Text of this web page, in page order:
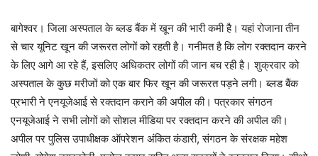
बागेश्वर। जिला अस्पताल के ब्लड बैंक में खून की भारी कमी है। यहां रोजाना तीन
से चार यूनिट खून की जरूरत लोगों को रहती है। गनीमत है कि लोग रक्तदान करने
के लिए आगे आ रहे हैं, इसलिए अधिकतर लोगों की जान बच रही है। शुक्रवार को
अस्पताल के कुछ मरीजों को एक बार फिर खून की जरूरत पड़ने लगी। ब्लड बैंक
प्रभारी ने एनयूजेआई से रक्तदान कराने की अपील की। पत्रकार संगठन
एनयूजेआई ने सभी लोगों को सोशल मीडिया पर रक्तदान करने की अपील की।
अपील पर पुलिस उपाधीक्षक ऑपरेशन अंकित कंडारी, संगठन के संरक्षक महेश